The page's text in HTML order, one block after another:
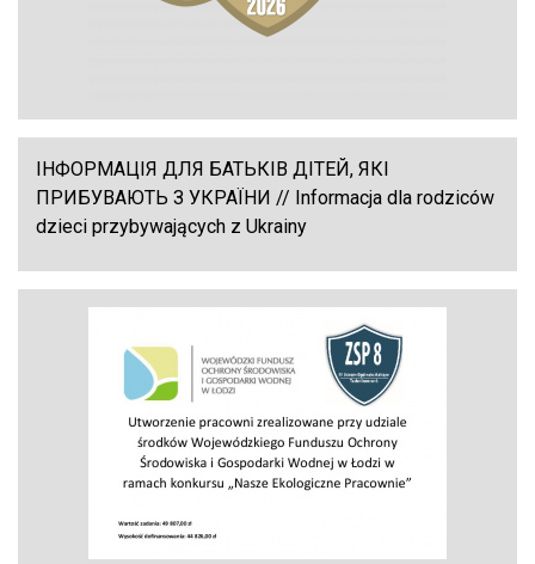
ІНФОРМАЦІЯ ДЛЯ БАТЬКІВ ДІТЕЙ, ЯКІ
ПРИБУВАЮТЬ З УКРАЇНИ // Informacja dla rodziców
dzieci przybywających z Ukrainy